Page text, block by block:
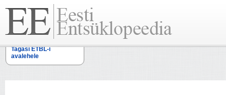
Tagasi ETBL-i
avalehele